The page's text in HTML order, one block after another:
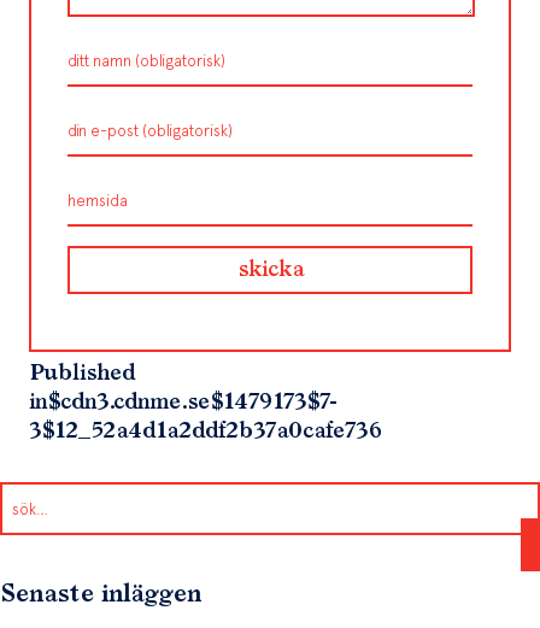
Published
in$cdn3.cdnme.se$1479173$7-
3$12_52a4d1a2ddf2b37a0cafe736
Senaste inläggen